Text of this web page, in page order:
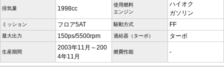
排気量 1998cc
使用燃料
エンジン
ハイオク
ガソリン
ミッション フロア5AT 駆動方式 FF
最大出力 150ps/5500rpm 過給器（ターボ） ターボ
生産期間
2003年11月～200
4年11月
燃費性能 -